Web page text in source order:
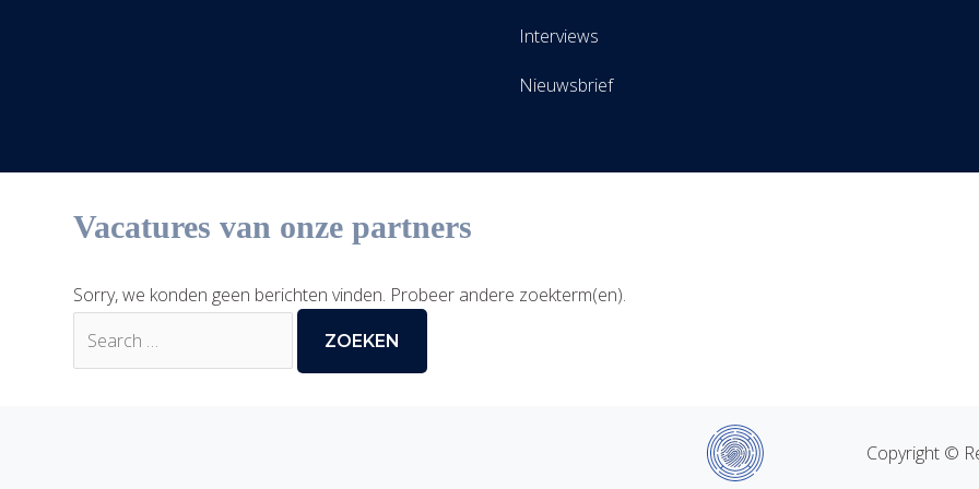
Interviews
Nieuwsbrief
Vacatures van onze partners
Sorry, we konden geen berichten vinden. Probeer andere zoekterm(en).
naar:
Copyright ©